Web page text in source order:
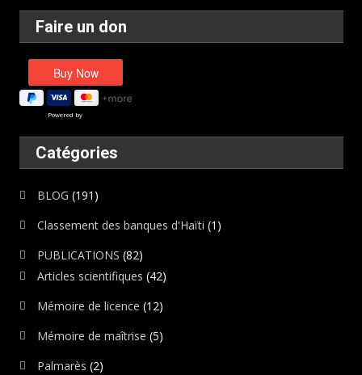
Faire un don
Powered by
Catégories
BLOG (191)
Classement des banques d'Haïti (1)
PUBLICATIONS (82)
Articles scientifiques (42)
Mémoire de licence (12)
Mémoire de maîtrise (5)
Palmarès (2)